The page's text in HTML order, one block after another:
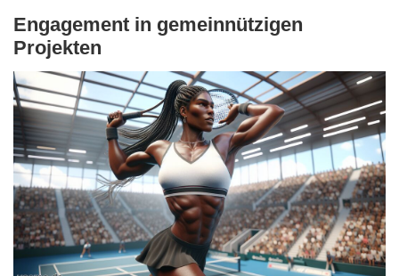
Engagement in gemeinnützigen
Projekten